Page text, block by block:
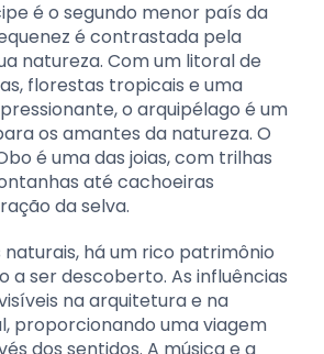
é o segundo menor país da
é contrastada pela
natureza. Com um litoral de
florestas tropicais e uma
o arquipélago é um
os amantes da natureza. O
é uma das joias, com trilhas
até cachoeiras
da selva.
há um rico patrimônio
a ser descoberto. As influências
na arquitetura e na
proporcionando uma viagem